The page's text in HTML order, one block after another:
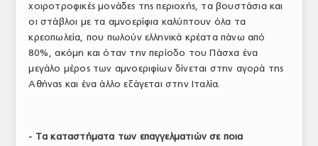
χοιροτροφικές μονάδες της περιοχής, τα βουστάσια και
οι στάβλοι με τα αμνοερίφια καλύπτουν όλα τα
κρεοπωλεία, που πωλούν ελληνικά κρέατα πάνω από
80%, ακόμη και όταν την περίοδο του Πάσχα ένα
μεγάλο μέρος των αμνοεριφίων δίνεται στην αγορά της
Αθήνας και ένα άλλο εξάγεται στην Ιταλία.
- Τα καταστήματα των επαγγελματιών σε ποια